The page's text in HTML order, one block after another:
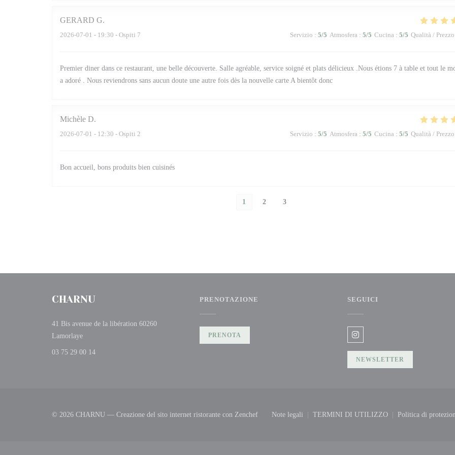
GERARD G
2026-07-01 - 19:30 - Ospiti 7 Servizio : 5/5 Atmosfera : 5/5 Cucina : 5/5 Qualità / Prezzo
Premier diner dans ce restaurant, une belle découverte. Salle agréable, service soigné et plats délicieux .Nous étions 7 à table et tout le
a adoré . Nous reviendrons sans aucun doute une autre fois dès la nouvelle carte A bientôt donc
Michèle D
2026-07-01 - 12:30 - Ospiti 2 Servizio : 5/5 Atmosfera : 5/5 Cucina : 5/5 Qualità / Prezzo
Bon accueil, bons produits bien cuisinés
1 2 3
CHARNU
41 Bis avenue de la libération 60260
Lamorlaye((apre una nuova finestra))
03 75 29 00 14
PRENOTAZIONE
PRENOTA
SEGUICI
Instagram ((apre una nuova
NEWSLETTER
© 2026 CHARNU — Creazione del sito internet ristorante con Zenchef((apre una nuova finestra))
Note legali
((apre una nuova finestra))
TERMINI DI UTILIZZO
((apre una nuova finestra))
Politica di